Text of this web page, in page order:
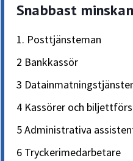
Snabbast
1. Posttjänsteman
2 Bankkassör
3
4 Kassörer och
5 Administrativa
6 Tryckerimedarbetare